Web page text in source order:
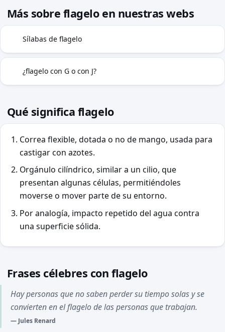
Más sobre flagelo en nuestras webs
Sílabas de flagelo
¿flagelo con G o con J?
Qué significa flagelo
Correa flexible, dotada o no de mango, usada para
castigar con azotes.
Orgánulo cilíndrico, similar a un cilio, que
presentan algunas células, permitiéndoles
moverse o mover parte de su entorno.
Por analogía, impacto repetido del agua contra
una superficie sólida.
Frases célebres con flagelo
Hay personas que no saben perder su tiempo solas y se
convierten en el flagelo de las personas que trabajan.
Jules Renard